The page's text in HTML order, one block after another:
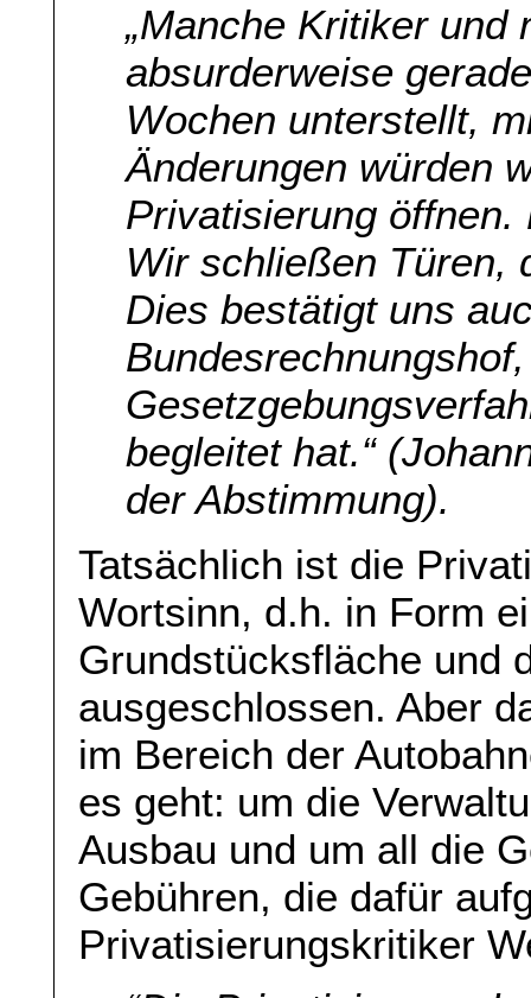
„Manche Kritiker und
absurderweise
Wochen unterstellt,
Änderungen würden
Privatisierung
Wir schließen Türen,
Dies bestätigt uns
begleitet hat.“
der Abstimmung).
Tatsächlich ist die
Wortsinn, d.h. in Form
Grundstücksfläche und
ausgeschlossen. Aber
im Bereich der
es geht: um die
Ausbau und um all die
Gebühren, die dafür
Privatisierungskritiker